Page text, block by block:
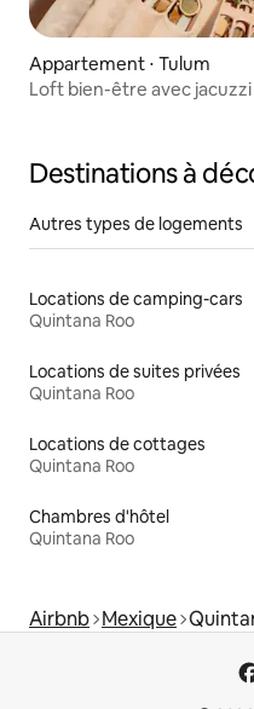
Appartement ⋅ Tulum
Loft bien-être avec jacuzzi
Destinations à
Autres types de logements
Locations de camping-cars
Quintana Roo
Locations de suites privées
Quintana Roo
Locations de cottages
Quintana Roo
Chambres d'hôtel
Quintana Roo
Airbnb Mexique